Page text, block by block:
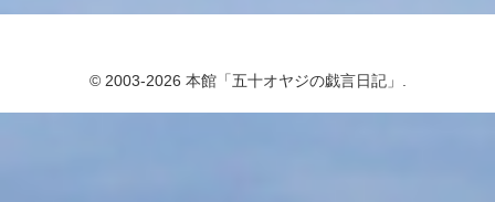
© 2003-2026 本館「五十オヤジの戯言日記」.